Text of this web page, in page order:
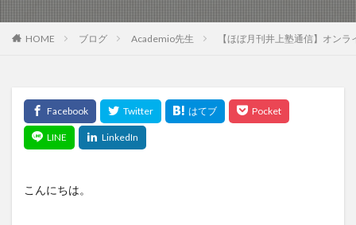
HOME ブログ Academio先生 【ほぼ月刊井上塾通信】オン
こんにちは。